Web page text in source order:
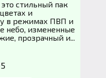
стильный пак
и
в режимах ПВП и
небо, измененные
прозрачный и...